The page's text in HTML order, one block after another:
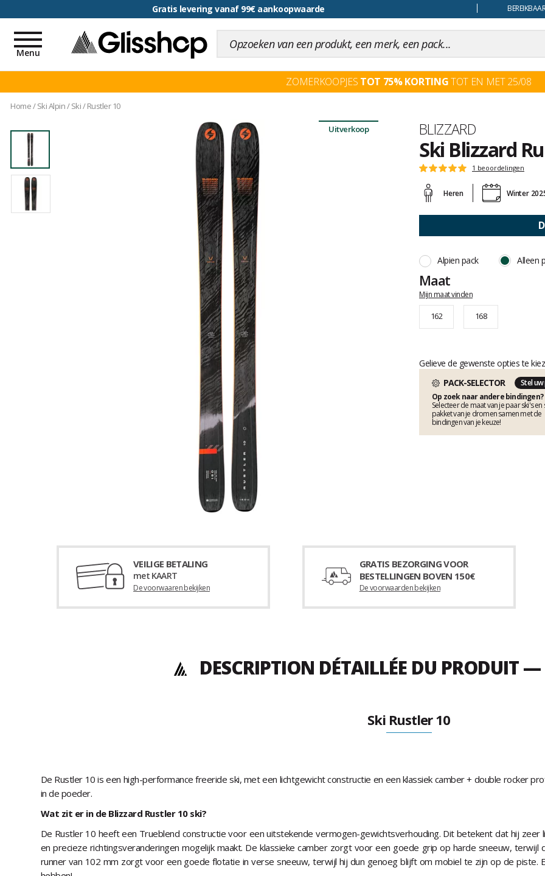
voor een 100 dagen inruiling
Toggle
navigation
Menu
ZOMERKOOPJES TOT 75% KORTINGTOT EN MET 25/08
Home/ Ski Alpin/Ski/Rustler 10
Uitverkoop Merk
BLIZZARD
Ski Blizzard
Het
van
klanten
Score
op
5
1 beoordelingen
Heren Winter
Alpien pack Alleen
Maat
Mijn maat vinden
162 168
Gelieve de gewenste opties te
PACK-SELECTOR
Stel
Op zoek naar andere bindingen?
Selecteer de maat van je paar ski's en
pakket van je dromen samen met de
bindingen van je keuze!
VEILIGE BETALING
met KAART
De voorwaaren bekijken
GRATIS BEZORGING VOOR
BESTELLINGEN BOVEN 150€
De voorwaarden bekijken
DESCRIPTION DÉTAILLÉE DU PRODUIT —
Ski Rustler 10
De Rustler 10 is een high-performance freeride ski, met een lichtgewicht constructie en een klassiek camber + double rocker
in de poeder.
Wat zit er in de Blizzard Rustler 10 ski?
De Rustler 10 heeft een Trueblend constructie voor een uitstekende vermogen-gewichtsverhouding. Dit betekent dat hij zeer
en precieze richtingsveranderingen mogelijk maakt. De klassieke camber zorgt voor een goede grip op harde sneeuw,
runner van 102 mm zorgt voor een goede flotatie in verse sneeuw, terwijl hij dun genoeg blijft om mobiel te zijn op de piste.